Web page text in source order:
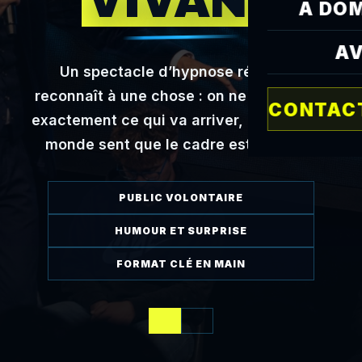
À
Un spectacle d’hypnose réussi se
reconnaît à une chose : on ne sait jamais
exactement ce qui va arriver, mais tout le
monde sent que le cadre est maîtrisé.
PUBLIC VOLONTAIRE
HUMOUR ET SURPRISE
FORMAT CLÉ EN MAIN